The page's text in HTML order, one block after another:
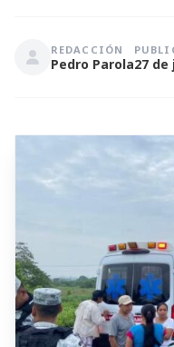
REDACCIÓN
Pedro Parola27 de